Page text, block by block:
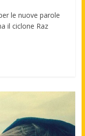
le nuove parole
il ciclone Raz